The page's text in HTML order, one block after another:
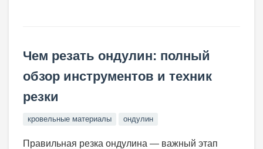
Чем резать ондулин: полный
обзор инструментов и техник
резки
кровельные материалы ондулин
Правильная резка ондулина — важный этап